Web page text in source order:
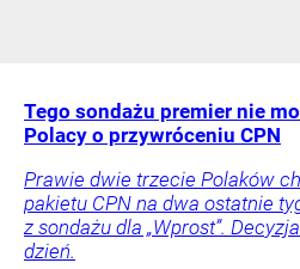
Tego sondażu premier nie
Polacy o przywróceniu CPN
Prawie dwie trzecie Polaków
pakietu CPN na dwa ostatnie
z sondażu dla „Wprost”.
dzień.